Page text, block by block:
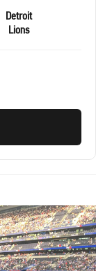
Detroit
Lions